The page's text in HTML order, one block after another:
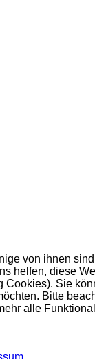
von ihnen
helfen, diese
Cookies). Sie
Bitte
alle